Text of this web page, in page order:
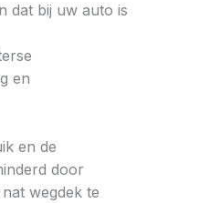
dat bij uw auto is
en
en de
door
wegdek te